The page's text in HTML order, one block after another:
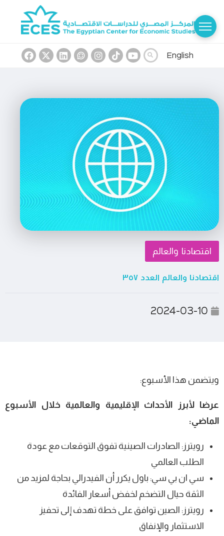
English
اقتصادنا والعالم
اقتصادنا والعالم العدد ٣٥٧
ويتضمن هذا الأسبوع:
عرضا لأبرز الأحداث الإقليمية والعالمية خلال الأسبوع
الماضي:
رويترز: الصادرات الصينية تفوق التوقعات مع عودة
الطلب العالمي
سي ان بي سي: باول يكرر أن الفيدرالي بحاجة لمزيد من
الثقة حيال التضخم لخفض أسعار الفائدة
رويترز: الصين توافق على خطة تهدف إلى تحفيز
الاستثمار والإنفاق